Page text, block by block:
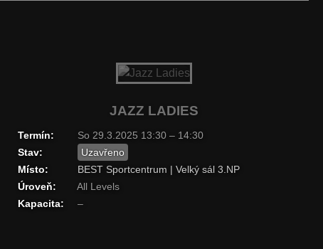
JAZZ LADIES
Termín:
So 29.3.2025 13:30 – 14:30
Stav:
Uzavřeno
Místo:
BEST Sportcentrum | Velký sál 3.NP
Úroveň:
All Levels
Kapacita:
–